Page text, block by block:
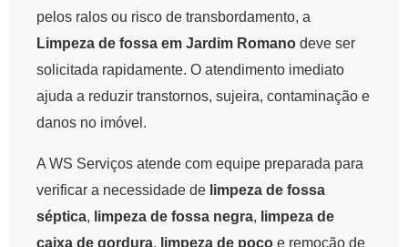
pelos ralos ou risco de transbordamento, a
Limpeza de fossa em Jardim Romano deve ser
solicitada rapidamente. O atendimento imediato
ajuda a reduzir transtornos, sujeira, contaminação e
danos no imóvel.
A WS Serviços atende com equipe preparada para
verificar a necessidade de limpeza de fossa
séptica, limpeza de fossa negra, limpeza de
caixa de gordura, limpeza de poço e remoção de